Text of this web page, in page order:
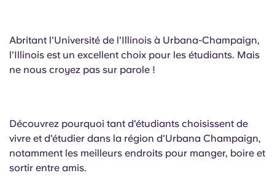
Compte
English (US)
Sélectionnez une ville
Choisissez une résidence
Italian French
Portuguese
Abritant l'Université de l'Illinois à Urbana-Champaign,
l'Illinois est un excellent choix pour les étudiants. Mais
ne nous croyez pas sur parole !
Découvrez pourquoi tant d'étudiants choisissent de
vivre et d'étudier dans la région d'Urbana Champaign,
notamment les meilleurs endroits pour manger, boire et
sortir entre amis.